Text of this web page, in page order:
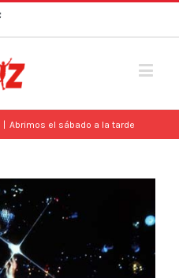
Abrimos el sábado a la tarde